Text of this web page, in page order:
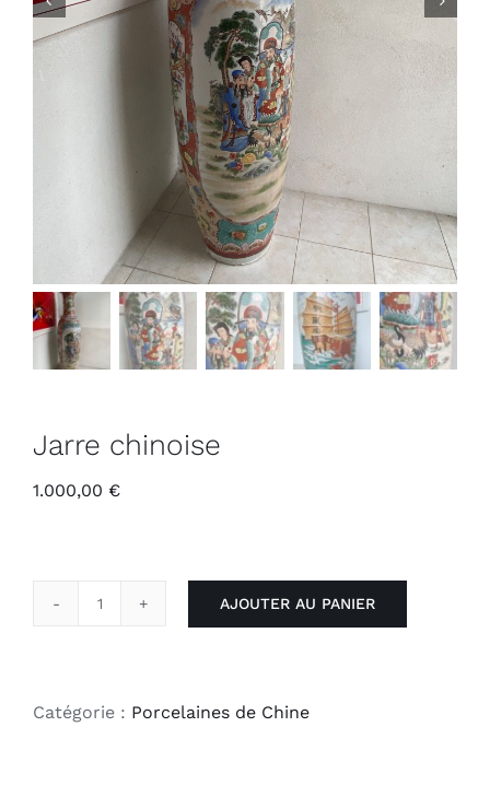
Jarre chinoise
1.000,00 €
chinoise
AJOUTER AU PANIER
Catégorie : Porcelaines de Chine